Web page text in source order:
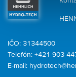
IČO: 31344500
Telefón: +421 903
E-mail: